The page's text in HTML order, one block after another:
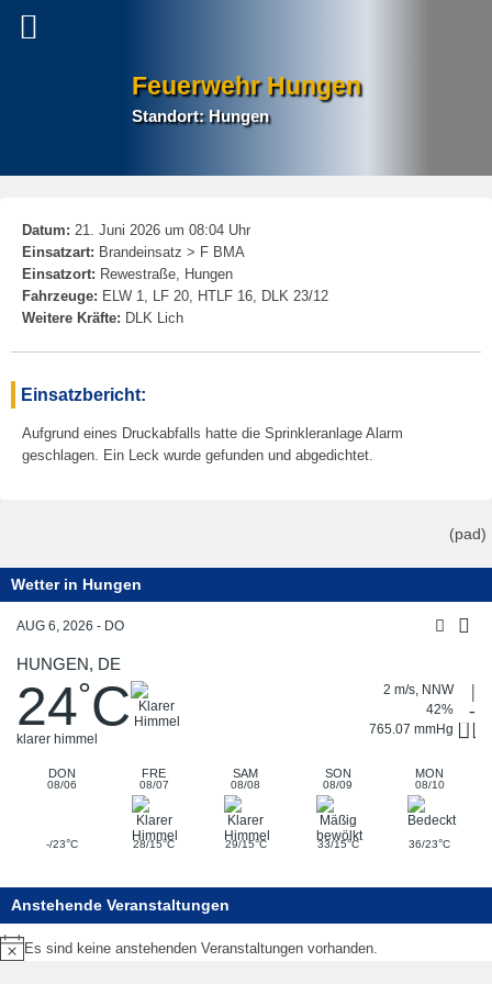
Feuerwehr Hungen
Standort: Hungen
Datum: 21. Juni 2026 um 08:04 Uhr
Einsatzart: Brandeinsatz > F BMA
Einsatzort: Rewestraße, Hungen
Fahrzeuge: ELW 1, LF 20, HTLF 16, DLK 23/12
Weitere Kräfte: DLK Lich
Einsatzbericht:
Aufgrund eines Druckabfalls hatte die Sprinkleranlage Alarm
geschlagen. Ein Leck wurde gefunden und abgedichtet.
(pad)
Wetter in Hungen
AUG 6, 2026 - DO
HUNGEN, DE
24°C
klarer himmel
2 m/s, NNW
42%
765.07 mmHg
DON
08/06
FRE
08/07
SAM
08/08
SON
08/09
MON
08/10
-/23°C 28/15°C 29/15°C 33/15°C 36/23°C
Anstehende Veranstaltungen
Hinweis
Es sind keine anstehenden Veranstaltungen vorhanden.